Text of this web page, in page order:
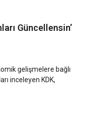
Güncellensin’
gelişmelere bağlı
inceleyen KDK,